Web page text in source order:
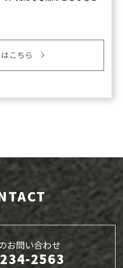
こちら
お問い合わせ
2563